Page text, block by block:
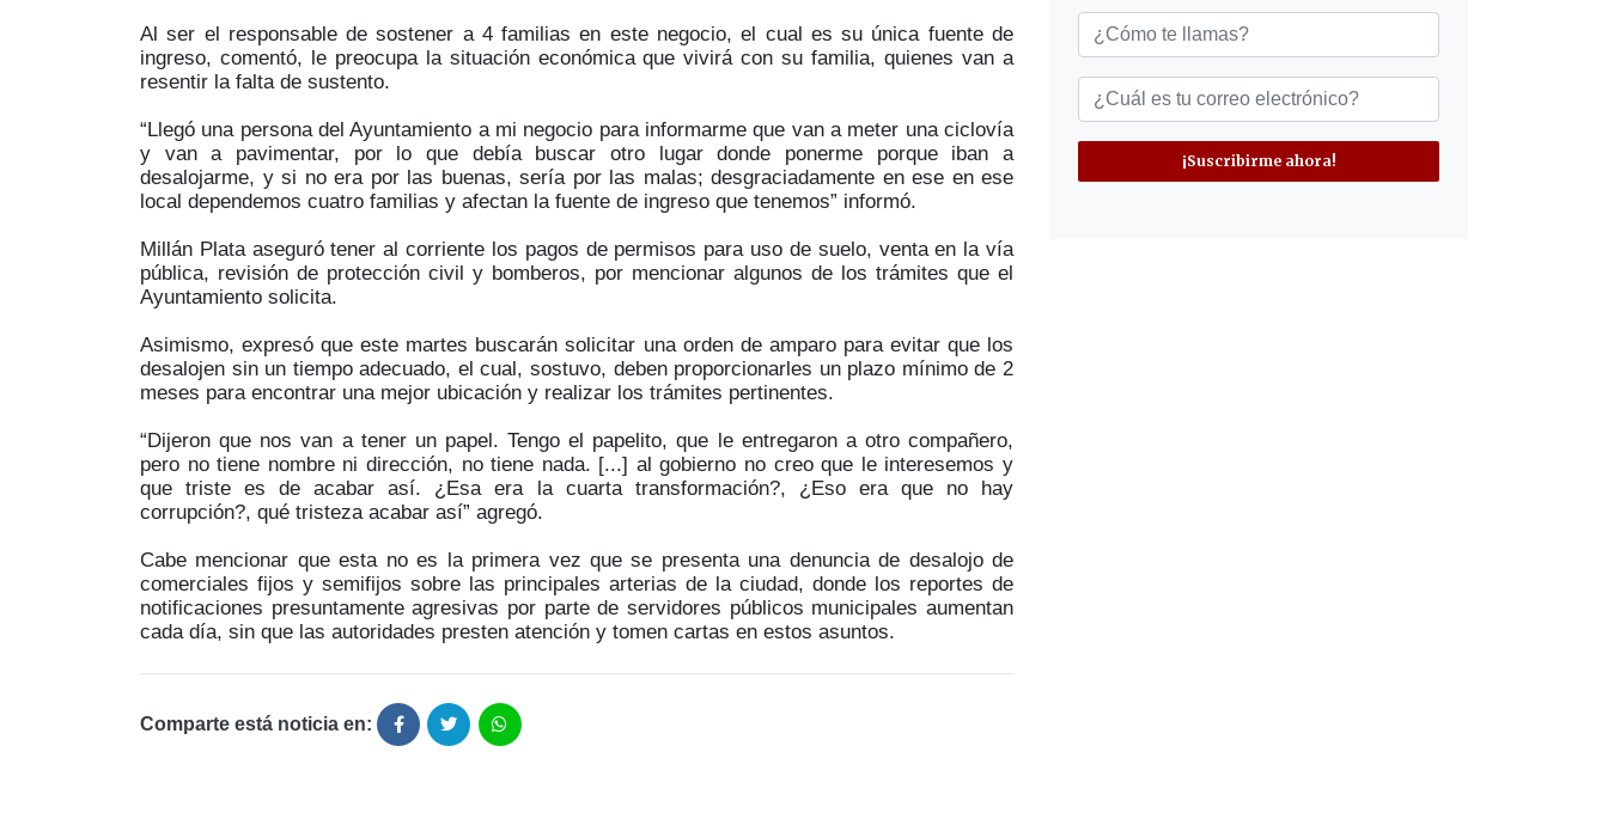
Al ser el responsable de sostener a 4 familias en este negocio, el cual es su única fuente de
ingreso, comentó, le preocupa la situación económica que vivirá con su familia, quienes van a
resentir la falta de sustento.
“Llegó una persona del Ayuntamiento a mi negocio para informarme que van a meter una ciclovía
y van a pavimentar, por lo que debía buscar otro lugar donde ponerme porque iban a
desalojarme, y si no era por las buenas, sería por las malas; desgraciadamente en ese en ese
local dependemos cuatro familias y afectan la fuente de ingreso que tenemos” informó.
Millán Plata aseguró tener al corriente los pagos de permisos para uso de suelo, venta en la vía
pública, revisión de protección civil y bomberos, por mencionar algunos de los trámites que el
Ayuntamiento solicita.
Asimismo, expresó que este martes buscarán solicitar una orden de amparo para evitar que los
desalojen sin un tiempo adecuado, el cual, sostuvo, deben proporcionarles un plazo mínimo de 2
meses para encontrar una mejor ubicación y realizar los trámites pertinentes.
“Dijeron que nos van a tener un papel. Tengo el papelito, que le entregaron a otro compañero,
pero no tiene nombre ni dirección, no tiene nada. [...] al gobierno no creo que le interesemos y
que triste es de acabar así. ¿Esa era la cuarta transformación?, ¿Eso era que no hay
corrupción?, qué tristeza acabar así” agregó.
Cabe mencionar que esta no es la primera vez que se presenta una denuncia de desalojo de
comerciales fijos y semifijos sobre las principales arterias de la ciudad, donde los reportes de
notificaciones presuntamente agresivas por parte de servidores públicos municipales aumentan
cada día, sin que las autoridades presten atención y tomen cartas en estos asuntos.
Comparte está noticia en:
¡Suscribirme ahora!